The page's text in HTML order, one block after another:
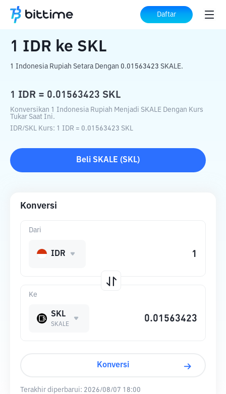
Daftar
Beranda Konverter Kripto ke SKL
1 IDR ke SKL
1 Indonesia Rupiah Setara Dengan 0.01563423 SKALE.
1 IDR = 0.01563423 SKL
Konversikan 1 Indonesia Rupiah Menjadi SKALE Dengan Kurs
Tukar Saat Ini.
IDR/SKL Kurs: 1 IDR = 0.01563423 SKL
Beli SKALE (SKL)
Konversi
Ke
SKL
SKALE
Dari
IDR
Konversi
Terakhir diperbarui: 2026/08/07 18:00